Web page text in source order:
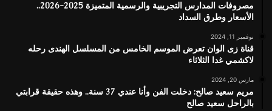
مصروفات المدارس التجريبية والرسمية المتميزة 2025-2026..
الأسعار وطرق السداد
نوفمبر 11, 2024
قناة زى الوان تعرض الموسم الخامس من المسلسل الهندى رحله
لاكشمي غدا الثلاثاء
مارس 20, 2024
مريم سعيد صالح: دخلت الفن وأنا عندي 37 سنة.. وهذه حقيقة قرابتي
بالراحل سعيد صالح